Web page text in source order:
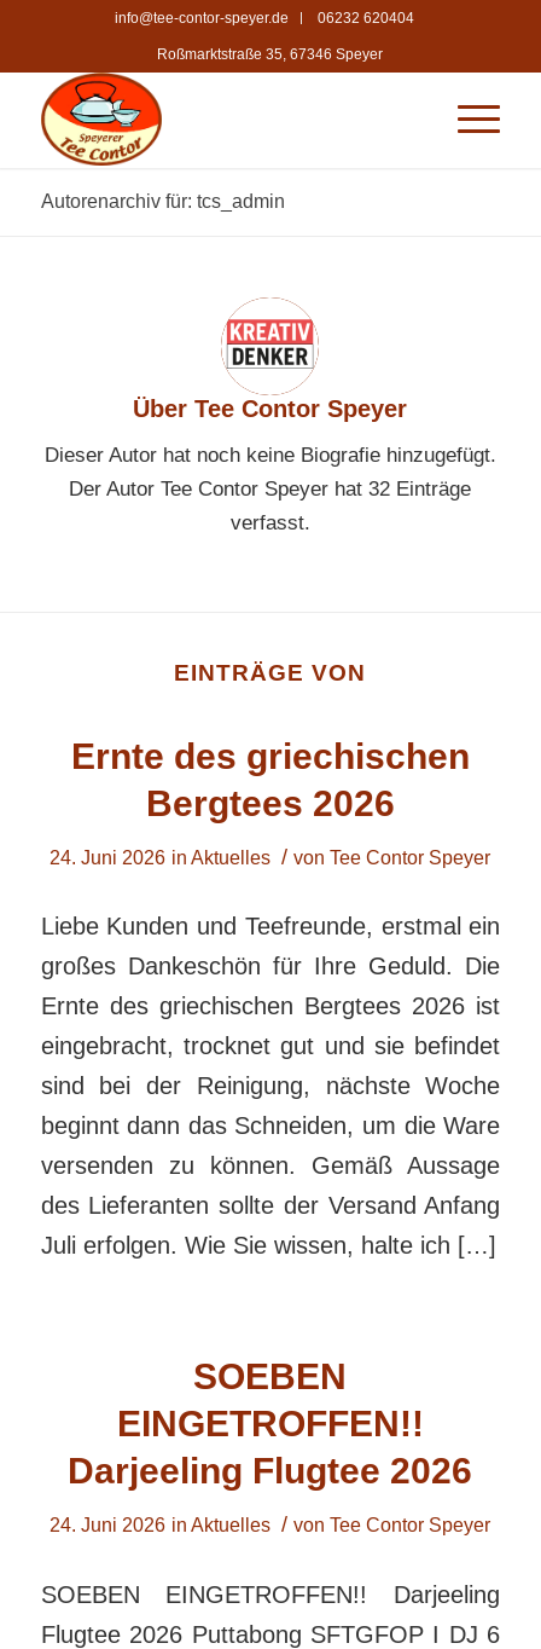
info@tee-contor-speyer.de 06232 620404
Roßmarktstraße 35, 67346 Speyer
Autorenarchiv für: tcs_admin
ÜberTee Contor Speyer
Dieser Autor hat noch keine Biografie hinzugefügt.
Der AutorTee Contor Speyer hat 32 Einträge
verfasst.
EINTRÄGE VON
Ernte des griechischen
Bergtees 2026
24. Juni 2026 inAktuelles / vonTee Contor Speyer
Liebe Kunden und Teefreunde, erstmal ein
großes Dankeschön für Ihre Geduld. Die
Ernte des griechischen Bergtees 2026 ist
eingebracht, trocknet gut und sie befindet
sind bei der Reinigung, nächste Woche
beginnt dann das Schneiden, um die Ware
versenden zu können. Gemäß Aussage
des Lieferanten sollte der Versand Anfang
Juli erfolgen. Wie Sie wissen, halte ich […]
SOEBEN
EINGETROFFEN!!
Darjeeling Flugtee 2026
24. Juni 2026 inAktuelles / vonTee Contor Speyer
SOEBEN EINGETROFFEN!! Darjeeling
Flugtee 2026 Puttabong SFTGFOP I DJ 6